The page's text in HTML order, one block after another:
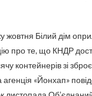
жовтня Білий дім
про те, що КНДР
контейнерів зі
агенція «Йонхап»